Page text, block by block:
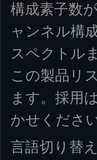
構成素子数
ャンネル構
スペクトル
この製品リ
ます。採用
かせください
言語切り替